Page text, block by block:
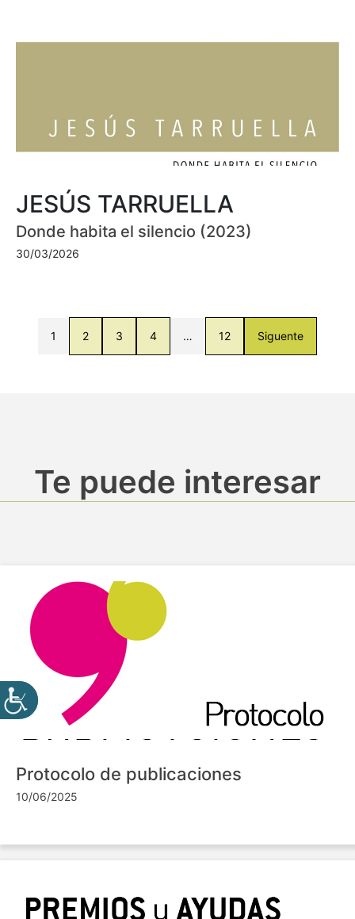
JESÚS TARRUELLA
Donde habita el silencio (2023)
30/03/2026
1 2 3 4 … 12 Siguente
Te puede interesar
Protocolo de publicaciones
10/06/2025